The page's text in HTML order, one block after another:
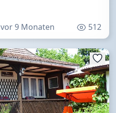
vor 9 Monaten 512